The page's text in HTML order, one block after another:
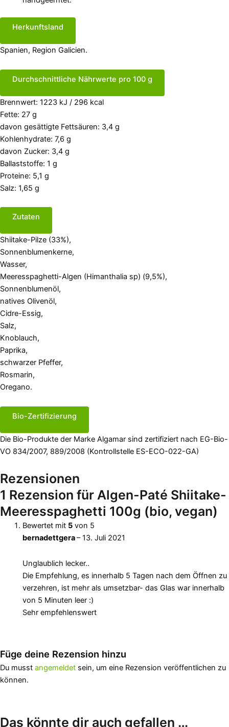
Herkunftsland
Spanien, Region Galicien.
Durchschnittliche Nährwerte pro 100 g
Brennwert: 1223 kJ / 296 kcal
Fette: 27 g
davon gesättigte Fettsäuren: 3,4 g
Kohlenhydrate: 7,6 g
davon Zucker: 3,4 g
Ballaststoffe: 1 g
Proteine: 5,1 g
Salz: 1,65 g
Zutaten
Shiitake-Pilze (33%),
Sonnenblumenkerne,
Wasser,
Meeresspaghetti-Algen (Himanthalia sp) (9,5%),
Sonnenblumenöl,
natives Olivenöl,
Cidre-Essig,
Salz,
Knoblauch,
Paprika,
schwarzer Pfeffer,
Rosmarin,
Oregano.
Bio-Zertifizierung
Die Bio-Produkte der Marke Algamar sind zertifiziert nach EG-Bio-
VO 834/2007, 889/2008 (Kontrollstelle ES-ECO-022-GA)
Rezensionen
1 Rezension für Algen-Paté Shiitake-
Meeresspaghetti 100g (bio, vegan)
Bewertet mit 5von 5
bernadettgera– 13. Juli 2021
Unglaublich lecker..
Die Empfehlung, es innerhalb 5 Tagen nach dem Öffnen zu
verzehren, ist mehr als umsetzbar- das Glas war innerhalb
von 5 Minuten leer :)
Sehr empfehlenswert
Füge deine Rezension hinzu
Du musst angemeldet sein, um eine Rezension veröffentlichen zu
können.
Das könnte dir auch gefallen …